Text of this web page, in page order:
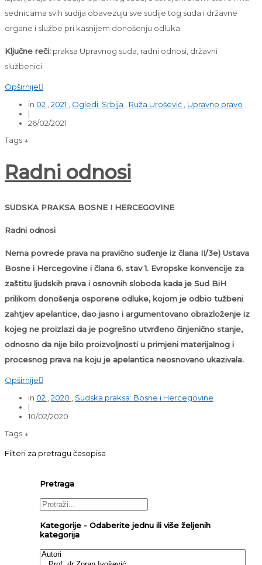
sednicama svih sudija obavezuju sve sudije tog suda i državne
organe i službe pri kasnijem donošenju odluka.
Ključne reči: praksa Upravnog suda, radni odnosi, državni
službenici.
Opširnije
in 02 2021 Ogledi: Srbija Ruža Urošević
Upravno pravo
|
26/02/2021
Tags ↓
Radni odnosi
SUDSKA PRAKSA BOSNE I HERCEGOVINE
Radni odnosi
Nema povrede prava na pravično suđenje iz člana II/3e) Ustava
Bosne i Hercegovine i člana 6. stav 1. Evropske konvencije za
zaštitu ljudskih prava i osnovnih sloboda kada je Sud BiH
prilikom donošenja osporene odluke, kojom je odbio tužbeni
zahtjev apelantice, dao jasno i argumentovano obrazloženje iz
kojeg ne proizlazi da je pogrešno utvrđeno činjenično stanje,
odnosno da nije bilo proizvoljnosti u primjeni materijalnog i
procesnog prava na koju je apelantica neosnovano ukazivala.
Opširnije
in 02 ,2020 , Sudska praksa: Bosne i Hercegovine
|
10/02/2020
Tags ↓
Filteri za pretragu časopisa
Pretraga
Kategorije - Odaberite jednu ili više željenih
kategorija